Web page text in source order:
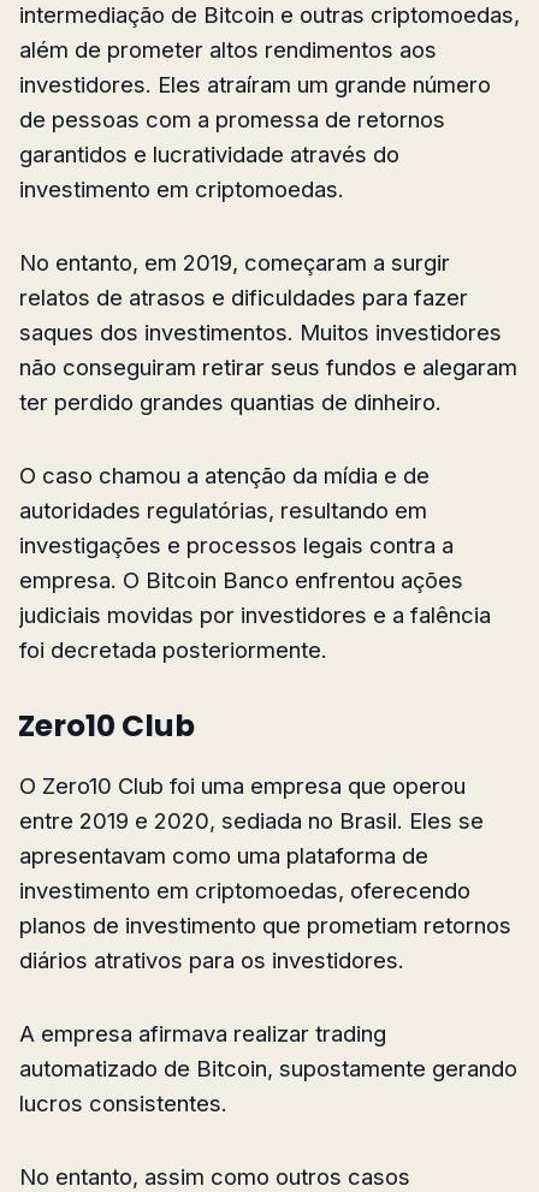
intermediação de Bitcoin e outras criptomoedas,
além de prometer altos rendimentos aos
investidores. Eles atraíram um grande número
de pessoas com a promessa de retornos
garantidos e lucratividade através do
investimento em criptomoedas.
No entanto, em 2019, começaram a surgir
relatos de atrasos e dificuldades para fazer
saques dos investimentos. Muitos investidores
não conseguiram retirar seus fundos e alegaram
ter perdido grandes quantias de dinheiro.
O caso chamou a atenção da mídia e de
autoridades regulatórias, resultando em
investigações e processos legais contra a
empresa. O Bitcoin Banco enfrentou ações
judiciais movidas por investidores e a falência
foi decretada posteriormente.
Zero10 Club
O Zero10 Club foi uma empresa que operou
entre 2019 e 2020, sediada no Brasil. Eles se
apresentavam como uma plataforma de
investimento em criptomoedas, oferecendo
planos de investimento que prometiam retornos
diários atrativos para os investidores.
A empresa afirmava realizar trading
automatizado de Bitcoin, supostamente gerando
lucros consistentes.
No entanto, assim como outros casos